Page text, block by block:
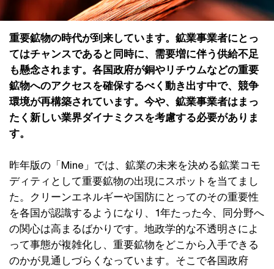
重要鉱物の時代が到来しています。鉱業事業者にとっ
てはチャンスであると同時に、需要増に伴う供給不足
も懸念されます。各国政府が銅やリチウムなどの重要
鉱物へのアクセスを確保するべく動き出す中で、競争
環境が再構築されています。今や、鉱業事業者はまっ
たく新しい業界ダイナミクスを考慮する必要がありま
す。
昨年版の「Mine」では、鉱業の未来を決める鉱業コモ
ディティとして重要鉱物の出現にスポットを当てまし
た。クリーンエネルギーや国防にとってのその重要性
を各国が認識するようになり、1年たった今、同分野へ
の関心は高まるばかりです。地政学的な不透明さによ
って事態が複雑化し、重要鉱物をどこから入手できる
のかが見通しづらくなっています。そこで各国政府